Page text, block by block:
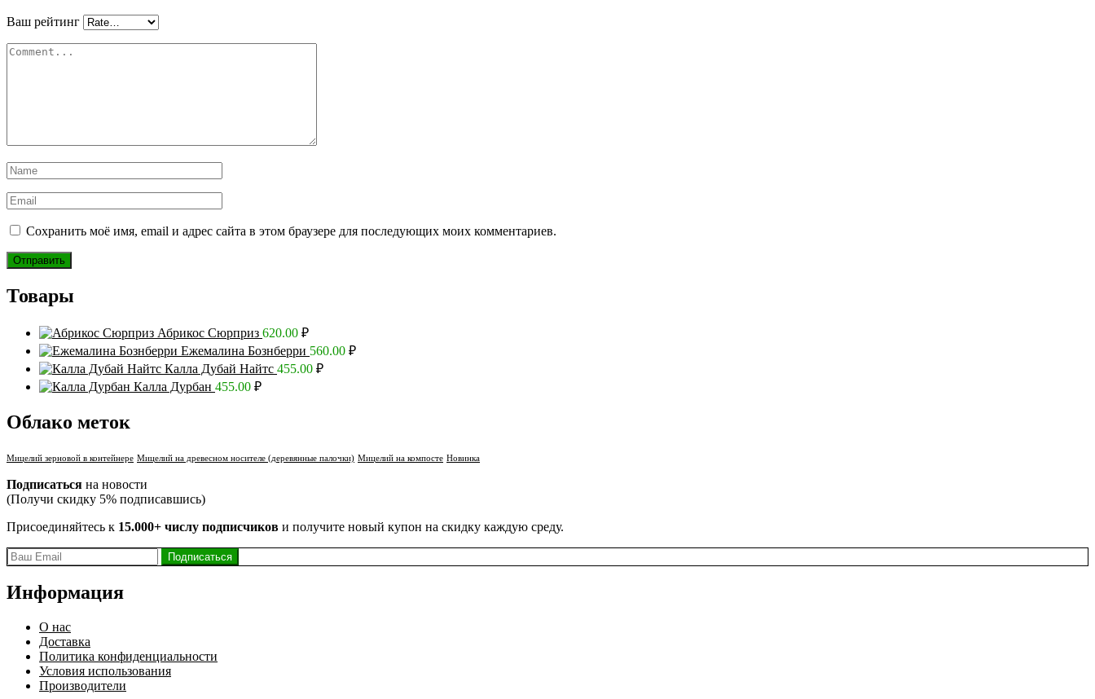
Ваш рейтинг
Сохранить моё имя, email и адрес сайта в этом браузере для последующих моих комментариев.
Товары
Абрикос Сюрприз 620.00 ₽
Ежемалина Бознберри 560.00 ₽
Калла Дубай Найтс 455.00 ₽
Калла Дурбан 455.00 ₽
Облако меток
Мицелий зерновой в контейнере Мицелий на древесном носителе (деревянные палочки) Мицелий на компосте Новинка
Подписаться на новости
(Получи скидку 5% подписавшись)
Присоединяйтесь к 15.000+ числу подписчиков и получите новый купон на скидку каждую среду.
Информация
О нас
Доставка
Политика конфиденциальности
Условия использования
Производители